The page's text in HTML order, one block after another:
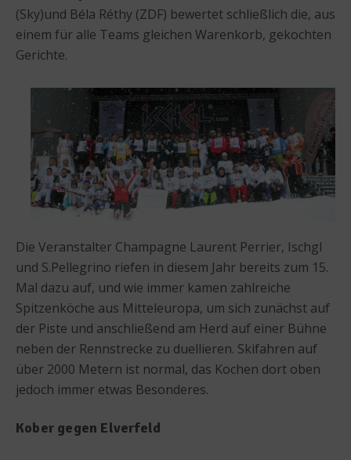
(Sky)und Béla Réthy (ZDF) bewertet schließlich die, aus
einem für alle Teams gleichen Warenkorb, gekochten
Gerichte.
Die Veranstalter Champagne Laurent Perrier, Ischgl
und S.Pellegrino riefen in diesem Jahr bereits zum 15.
Mal dazu auf, und wie immer kamen zahlreiche
Spitzenköche aus Mitteleuropa, um sich zunächst auf
der Piste und anschließend am Herd auf einer Bühne
neben der Rennstrecke zu duellieren. Skifahren auf
über 2000 Metern ist normal, das Kochen dort oben
jedoch immer etwas Besonderes.
Kober gegen Elverfeld